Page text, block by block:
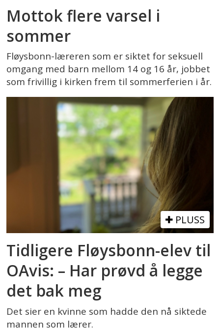
Mottok flere varsel i
sommer
Fløysbonn-læreren som er siktet for seksuell
omgang med barn mellom 14 og 16 år, jobbet
som frivillig i kirken frem til sommerferien i år.
PLUSS
Tidligere Fløysbonn-elev til
OAvis: – Har prøvd å legge
det bak meg
Det sier en kvinne som hadde den nå siktede
mannen som lærer.